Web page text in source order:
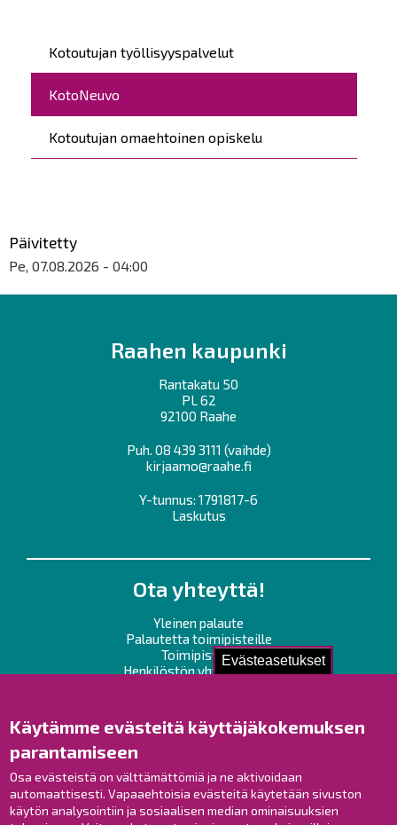
Evästeasetukset
Käytämme evästeitä käyttäjäkokemuksen
parantamiseen
Osa evästeistä on välttämättömiä ja ne aktivoidaan
automaattisesti. Vapaaehtoisia evästeitä käytetään sivuston
käytön analysointiin ja sosiaalisen median ominaisuuksien
Päävalikko
Kotoutujan työllisyyspalvelut
KotoNeuvo
Kotoutujan omaehtoinen opiskelu
Päivitetty
Pe, 07.08.2026 - 04:00
Raahen kaupunki
Rantakatu 50
PL 62
92100 Raahe
Puh. 08 439 3111 (vaihde)
kirjaamo@raahe.fi
Y-tunnus: 1791817-6
Laskutus
Ota yhteyttä!
Yleinen palaute
Palautetta toimipisteille
Toimipisteet
Henkilöstön yhteystiedot
Raahe Facebookissa
Raahe Instagramissa
Raahe LinkedInissä
Raahe YouTubessa